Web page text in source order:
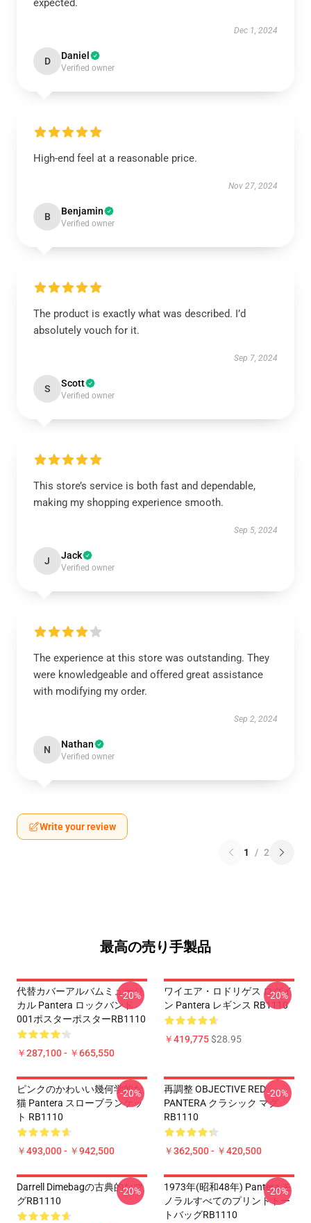
expected.
Dec 1, 2024
D Daniel
Verified owner
High-end feel at a reasonable price.
Nov 27, 2024
B Benjamin
Verified owner
The product is exactly what was described. I’d
absolutely vouch for it.
Sep 7, 2024
S Scott
Verified owner
This store’s service is both fast and dependable,
making my shopping experience smooth.
Sep 5, 2024
J Jack
Verified owner
The experience at this store was outstanding. They
were knowledgeable and offered great assistance
with modifying my order.
Sep 2, 2024
N Nathan
Verified owner
Write your review
1 / 2
最高の売り手製品
代替カバーアルバムミュージ
カル Pantera ロックバンド
001ポスターポスターRB1110
￥287,100 - ￥665,550
-20%
ワイエア・ロドリゲス ログイ
ン Pantera レギンス RB1110
￥419,775$28.95
-20%
ピンクのかわいい幾何学的な
猫 Pantera スローブランケッ
ト RB1110
￥493,000 - ￥942,500
-20%
再調整 OBJECTIVE RED
PANTERA クラシック マグ
RB1110
￥362,500 - ￥420,500
-20%
Darrell Dimebagの古典的なマ
グRB1110
-20%
1973年(昭和48年) Pantera モ
ノラルすべてのプリントトー
トバッグRB1110
-20%